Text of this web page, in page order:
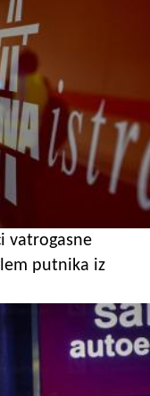
vatrogasne
putnika iz